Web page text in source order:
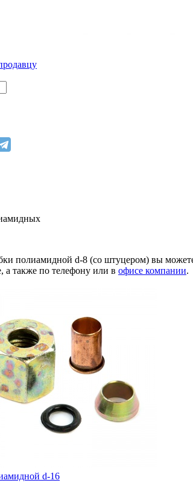
полиамидной d-8 (со штуцером) вы
а также по телефону или в офисе компании.
d-16